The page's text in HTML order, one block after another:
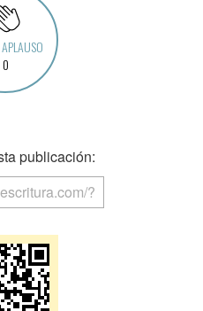
0
publicación: